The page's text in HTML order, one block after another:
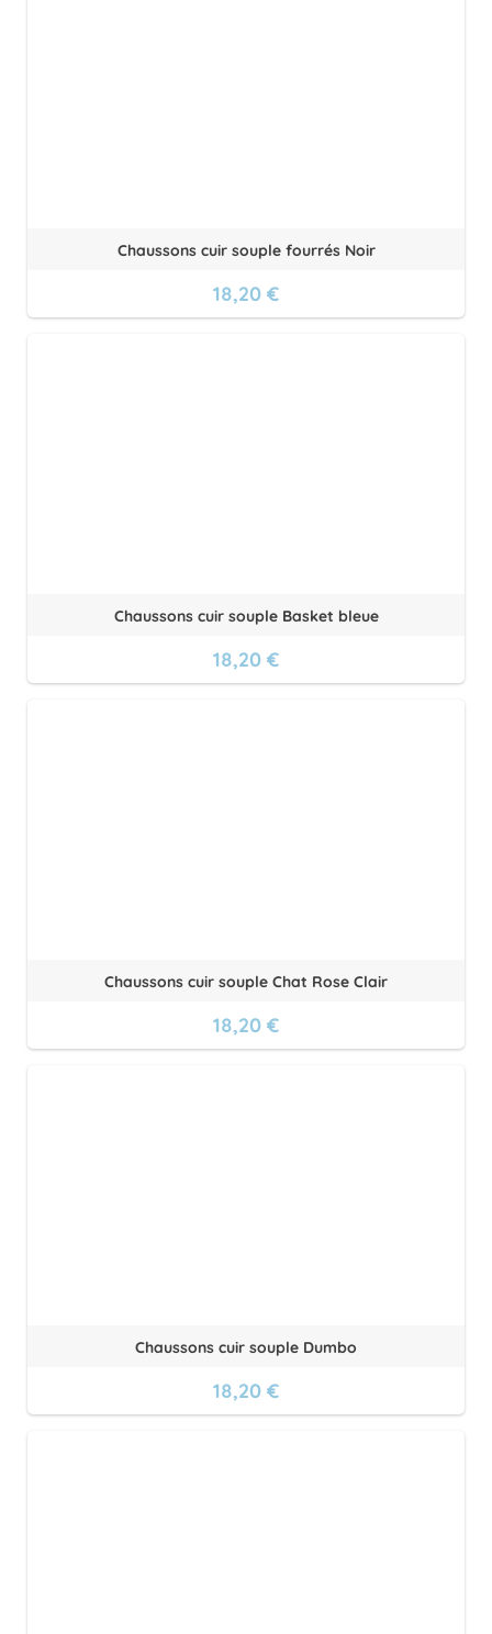
Chaussons cuir souple fourrés Noir
18,20 €
Chaussons cuir souple Basket bleue
18,20 €
Chaussons cuir souple Chat Rose Clair
18,20 €
Chaussons cuir souple Dumbo
18,20 €